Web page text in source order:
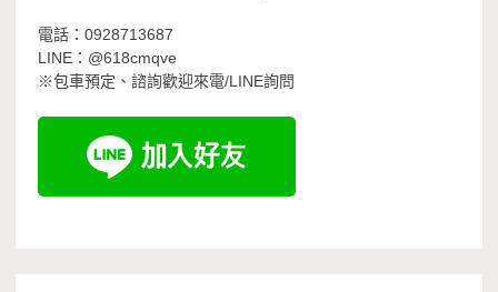
電話：0928713687
LINE：@618cmqve
※包車預定、諮詢歡迎來電/LINE詢問